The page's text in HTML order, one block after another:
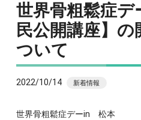
世界骨粗鬆症
民公開講座】の
ついて
2022/10/14 新着情報
世界骨粗鬆症デーin 松本